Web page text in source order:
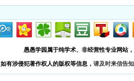
愚愚学园属于纯学术、非经营性专业网站
如有涉侵犯著作权人的版权等信息， 请及时来信告知